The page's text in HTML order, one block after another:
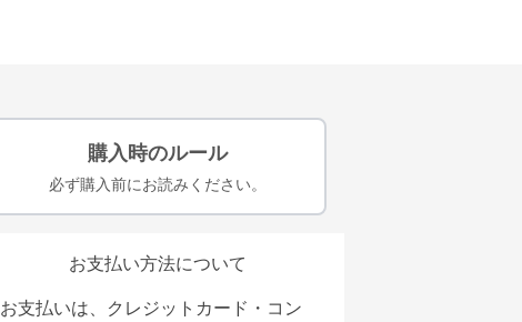
購入時のルール
必ず購入前にお読みください。
お支払い方法について
お支払いは、クレジットカード・コン